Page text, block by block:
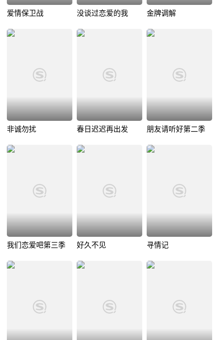
爱情保卫战 没谈过恋爱的我 金牌调解
非诚勿扰 春日迟迟再出发 朋友请听好第二季
我们恋爱吧第三季 好久不见 寻情记